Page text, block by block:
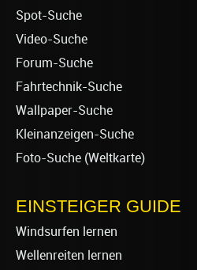
Spot-Suche
Video-Suche
Forum-Suche
Fahrtechnik-Suche
Wallpaper-Suche
Kleinanzeigen-Suche
Foto-Suche (Weltkarte)
EINSTEIGER GUIDE
Windsurfen lernen
Wellenreiten lernen